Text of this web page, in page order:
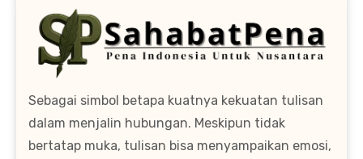
Sebagai simbol betapa kuatnya kekuatan tulisan
dalam menjalin hubungan. Meskipun tidak
bertatap muka, tulisan bisa menyampaikan emosi,